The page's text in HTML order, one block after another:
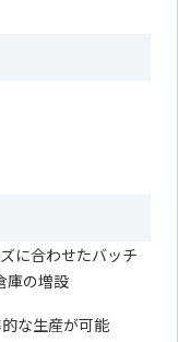
に合わせたバッチ
庫の増設
な生産が可能